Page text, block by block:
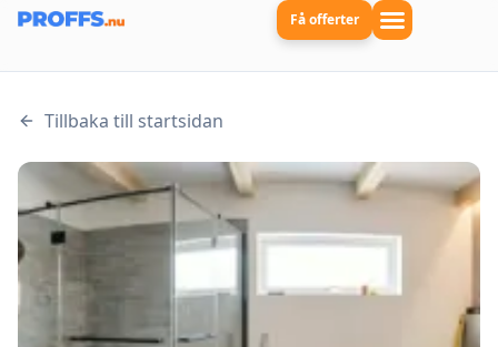
Få offerter
Tillbaka till startsidan